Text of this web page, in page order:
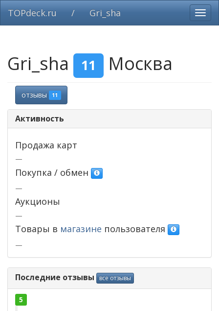
TOPdeck.ru / Gri_sha
Gri_sha 11 Москва
отзывы 11
Активность
Продажа карт
—
Покупка / обмен
—
Аукционы
—
Товары в магазине пользователя
—
Последние отзывы все отзывы
5